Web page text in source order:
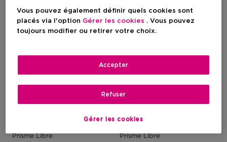
GIVENCHY COSMETICS
Prisme Libre
GIVENCHY COSMETICS
Prisme Libre
Vous pouvez également définir quels cookies sont
placés via l'option Gérer les cookies . Vous pouvez
toujours modifier ou retirer votre choix.
Gérer les cookies
Refuser
Accepter